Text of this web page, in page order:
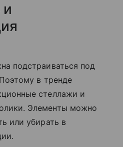
подстраиваться под
в тренде
стеллажи и
Элементы можно
или убирать в